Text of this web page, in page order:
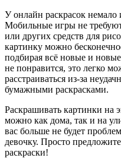
У онлайн раскрасок
Мобильные игры не
или других средств для
картинку можно
подбирая всё новые и
не понравится, это легко
расстраиваться из-за
бумажными раскрасками.
Раскрашивать картинки на
можно как дома, так и на
вас больше не будет
девочку. Просто
раскраски!